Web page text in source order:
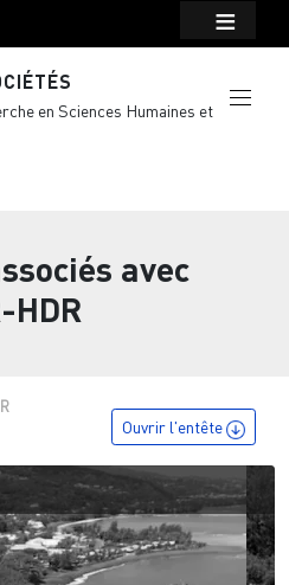
en Sciences Humaines et
avec
HDR
Ouvrir l'entête